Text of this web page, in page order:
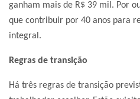
ganham mais de R$ 39 mil. Por
que contribuir por 40 anos para
integral.
Regras de transição
Há três regras de transição